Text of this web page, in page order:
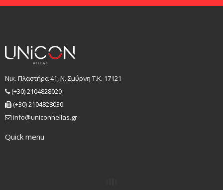
Νικ. Πλαστήρα 41, Ν. Σμύρνη T.K. 17121
(+30) 2104828020
(+30) 2104828030
info@uniconhellas.gr
Quick menu